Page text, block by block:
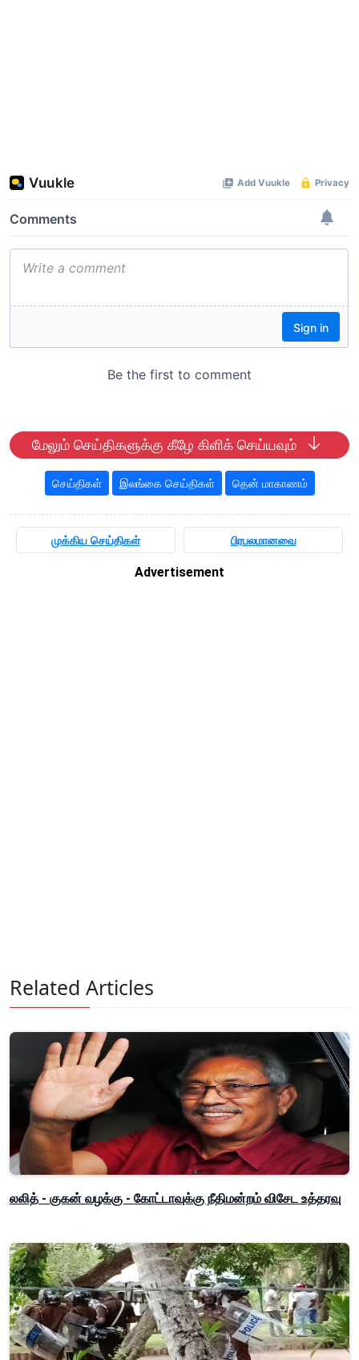
மேலும் செய்திகளுக்கு கீழே கிளிக் செய்யவும்
செய்திகள் இலங்கை செய்திகள் தென் மாகாணம்
முக்கிய செய்திகள் பிரபலமானவை
Advertisement
Related Articles
லலித் - குகன் வழக்கு - கோட்டாவுக்கு நீதிமன்றம் விசேட உத்தரவு